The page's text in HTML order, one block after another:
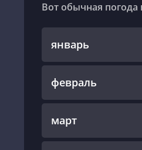
Вот обычная
январь
февраль
март